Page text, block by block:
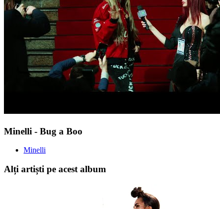
Minelli - Bug a Boo
Minelli
Alți artiști pe acest album